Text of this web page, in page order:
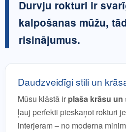
Durvju rokturi ir
kalpošanas mūžu,
risinājumus.
Daudzveidīgi stili un
Mūsu klāstā ir plaša krāsu un
ļauj perfekti pieskaņot rokturi
interjeram – no moderna